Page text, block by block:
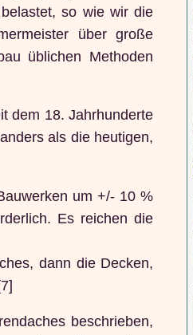
so wie wir die
über große
üblichen Methoden
dem 18. Jahrhunderte
als die heutigen,
um +/- 10 %
Es reichen die
dann die Decken,
beschrieben,